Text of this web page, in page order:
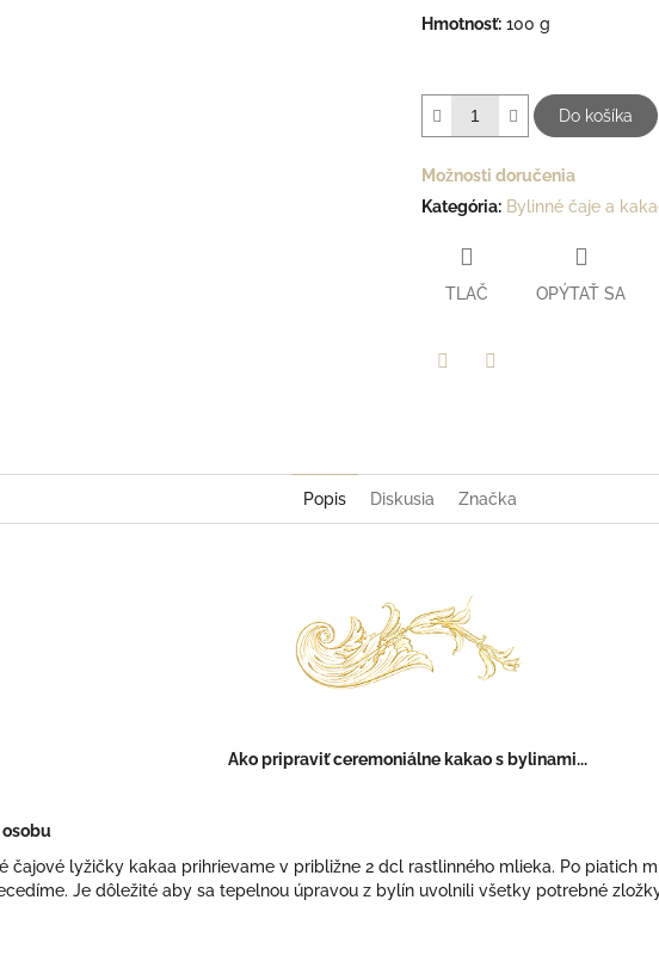
Hmotnosť: 100 g
Do košíka
Možnosti doručenia
Kategória: Bylinné čaje a
TLAČ OPÝTAŤ SA
Popis Diskusia Značka
Ako pripraviť ceremoniálne kakao s bylinami...
čajové lyžičky kakaa prihrievame v približne 2 dcl rastlinného mlieka. Po piatich
Je dôležité aby sa tepelnou úpravou z bylín uvolnili všetky potrebné